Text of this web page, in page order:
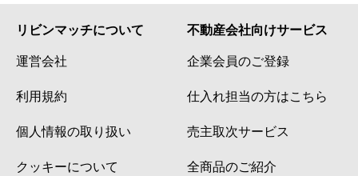
リビンマッチについて
運営会社
利用規約
個人情報の取り扱い
クッキーについて
不動産会社向けサービス
企業会員のご登録
仕入れ担当の方はこちら
売主取次サービス
全商品のご紹介